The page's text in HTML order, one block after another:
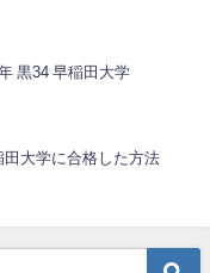
学
大学に合格した方法